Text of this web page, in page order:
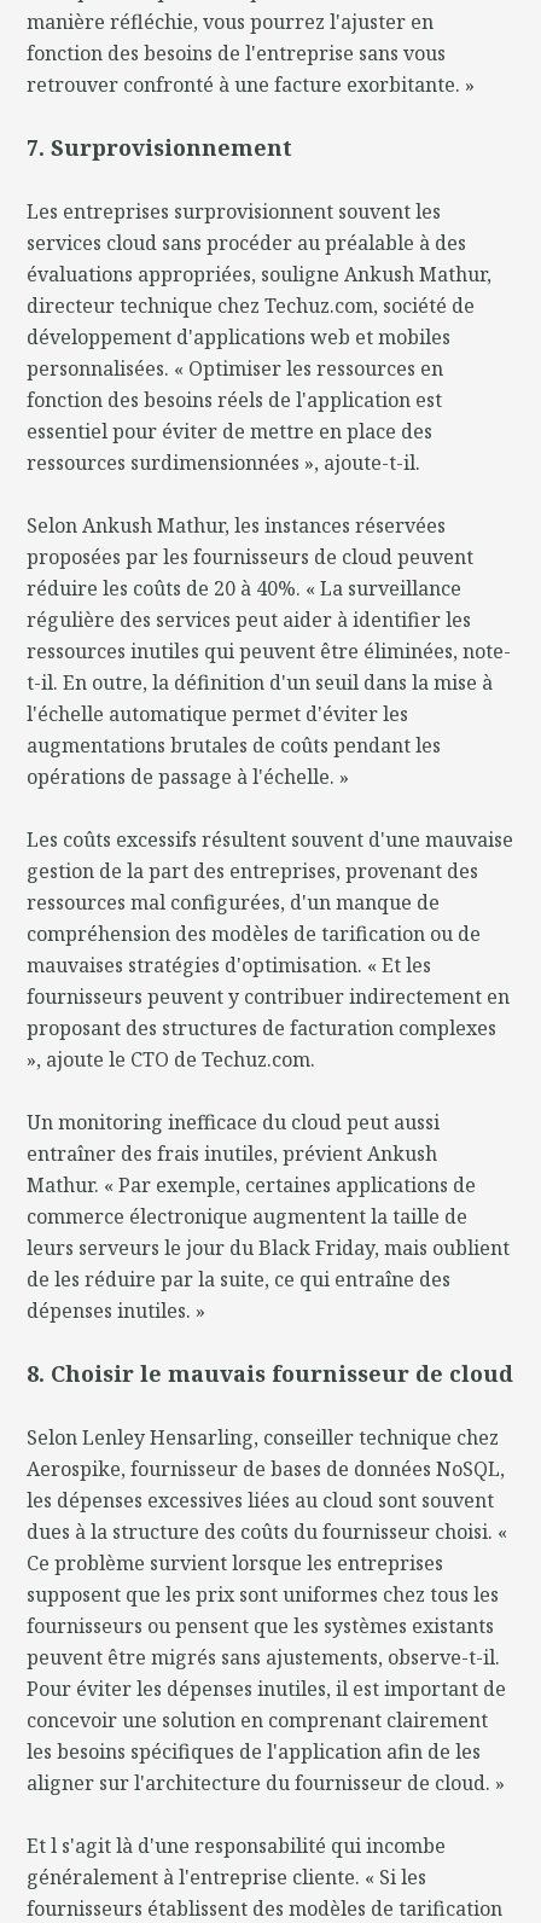
manière réfléchie, vous pourrez l'ajuster en
fonction des besoins de l'entreprise sans vous
retrouver confronté à une facture exorbitante. »
7. Surprovisionnement
Les entreprises surprovisionnent souvent les
services cloud sans procéder au préalable à des
évaluations appropriées, souligne Ankush Mathur,
directeur technique chez Techuz.com, société de
développement d'applications web et mobiles
personnalisées. « Optimiser les ressources en
fonction des besoins réels de l'application est
essentiel pour éviter de mettre en place des
ressources surdimensionnées », ajoute-t-il.
Selon Ankush Mathur, les instances réservées
proposées par les fournisseurs de cloud peuvent
réduire les coûts de 20 à 40%. « La surveillance
régulière des services peut aider à identifier les
ressources inutiles qui peuvent être éliminées, note-
t-il. En outre, la définition d'un seuil dans la mise à
l'échelle automatique permet d'éviter les
augmentations brutales de coûts pendant les
opérations de passage à l'échelle. »
Les coûts excessifs résultent souvent d'une mauvaise
gestion de la part des entreprises, provenant des
ressources mal configurées, d'un manque de
compréhension des modèles de tarification ou de
mauvaises stratégies d'optimisation. « Et les
fournisseurs peuvent y contribuer indirectement en
proposant des structures de facturation complexes
», ajoute le CTO de Techuz.com.
Un monitoring inefficace du cloud peut aussi
entraîner des frais inutiles, prévient Ankush
Mathur. « Par exemple, certaines applications de
commerce électronique augmentent la taille de
leurs serveurs le jour du Black Friday, mais oublient
de les réduire par la suite, ce qui entraîne des
dépenses inutiles. »
8. Choisir le mauvais fournisseur de cloud
Selon Lenley Hensarling, conseiller technique chez
Aerospike, fournisseur de bases de données NoSQL,
les dépenses excessives liées au cloud sont souvent
dues à la structure des coûts du fournisseur choisi. «
Ce problème survient lorsque les entreprises
supposent que les prix sont uniformes chez tous les
fournisseurs ou pensent que les systèmes existants
peuvent être migrés sans ajustements, observe-t-il.
Pour éviter les dépenses inutiles, il est important de
concevoir une solution en comprenant clairement
les besoins spécifiques de l'application afin de les
aligner sur l'architecture du fournisseur de cloud. »
Et l s'agit là d'une responsabilité qui incombe
généralement à l'entreprise cliente. « Si les
fournisseurs établissent des modèles de tarification